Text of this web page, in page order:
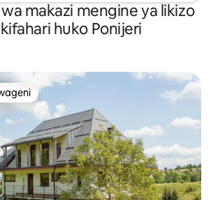
makazi mengine ya likizo
huko Ponijeri